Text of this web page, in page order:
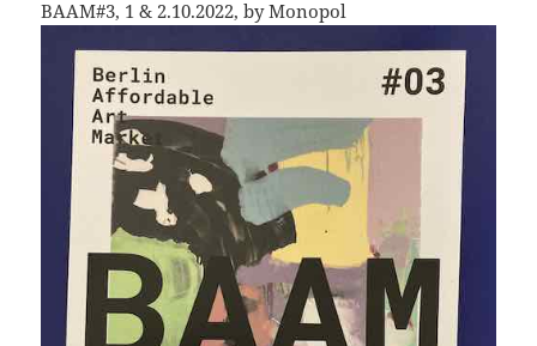
BAAM#3, 1 & 2.10.2022, by Monopol